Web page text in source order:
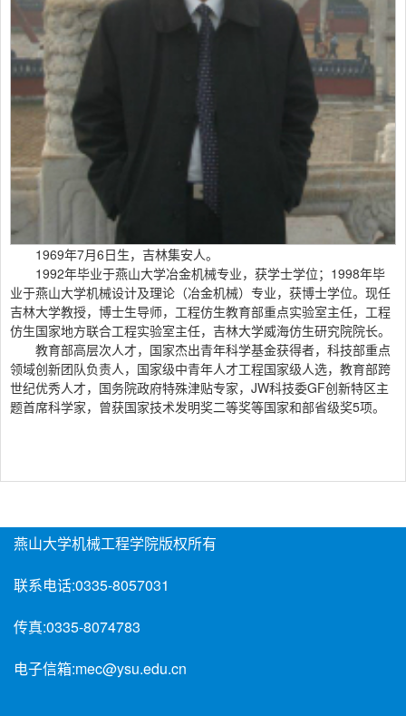
1969年7月6日生，吉林集安人。
1992年毕业于燕山大学冶金机械专业，获学士学位；1998年毕
业于燕山大学机械设计及理论（冶金机械）专业，获博士学位。现任
吉林大学教授，博士生导师，工程仿生教育部重点实验室主任，工程
仿生国家地方联合工程实验室主任，吉林大学威海仿生研究院院长。
教育部高层次人才，国家杰出青年科学基金获得者，科技部重点
领域创新团队负责人，国家级中青年人才工程国家级人选，教育部跨
世纪优秀人才，国务院政府特殊津贴专家，JW科技委GF创新特区主
题首席科学家，曾获国家技术发明奖二等奖等国家和部省级奖5项。
燕山大学机械工程学院版权所有
联系电话:0335-8057031
传真:0335-8074783
电子信箱:mec@ysu.edu.cn